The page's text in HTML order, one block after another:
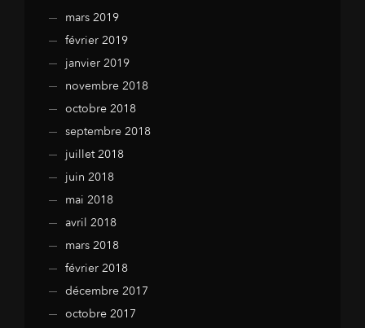
mars 2019
février 2019
janvier 2019
novembre 2018
octobre 2018
septembre 2018
juillet 2018
juin 2018
mai 2018
avril 2018
mars 2018
février 2018
décembre 2017
octobre 2017